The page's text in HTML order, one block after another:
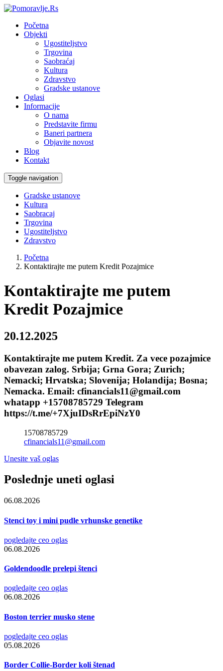
Početna
Objekti
Ugostiteljstvo
Trgovina
Saobraćaj
Kultura
Zdravstvo
Gradske ustanove
Oglasi
Informacije
O nama
Predstavite firmu
Baneri partnera
Objavite novost
Blog
Kontakt
Toggle navigation
Gradske ustanove
Kultura
Saobracaj
Trgovina
Ugostiteljstvo
Zdravstvo
Početna
Kontaktirajte me putem Kredit Pozajmice
Kontaktirajte me putem
Kredit Pozajmice
20.12.2025
Kontaktirajte me putem Kredit. Za vece pozajmice
obavezan zalog. Srbija; Grna Gora; Zurich;
Nemacki; Hrvatska; Slovenija; Holandija; Bosna;
Nemacka. Email: cfinancials11@gmail.com
whatapp +15708785729 Telegram
https://t.me/+7XjuIDsRrEpiNzY0
15708785729
cfinancials11@gmail.com
Unesite vaš oglas
Poslednje uneti oglasi
06.08.2026
Stenci toy i mini pudle vrhunske genetike
pogledajte ceo oglas
06.08.2026
Goldendoodle prelepi štenci
pogledajte ceo oglas
06.08.2026
Boston terrier musko stene
pogledajte ceo oglas
05.08.2026
Border Collie-Border koli štenad